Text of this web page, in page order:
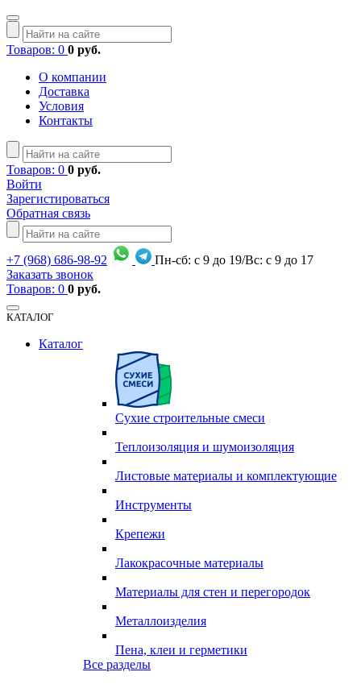
Товаров: 0 0 руб.
О компании
Доставка
Условия
Контакты
Товаров: 0 0 руб.
Войти
Зарегистироваться
Обратная связь
+7 (968) 686-98-92
Пн-сб: с 9 до 19/Вс: с 9 до 17
Заказать звонок
Товаров: 0 0 руб.
КАТАЛОГ
Каталог
Сухие строительные смеси
Теплоизоляция и шумоизоляция
Листовые материалы и комплектующие
Инструменты
Крепежи
Лакокрасочные материалы
Материалы для стен и перегородок
Металлоизделия
Пена, клеи и герметики
Все разделы